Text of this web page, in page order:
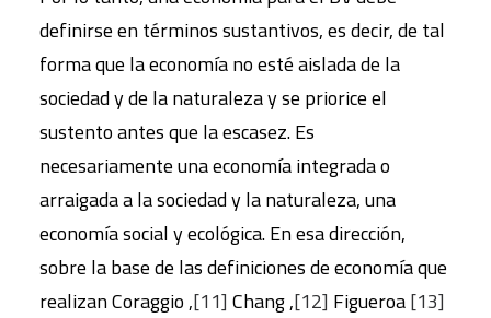
definirse en términos sustantivos, es decir, de tal
forma que la economía no esté aislada de la
sociedad y de la naturaleza y se priorice el
sustento antes que la escasez. Es
necesariamente una economía integrada o
arraigada a la sociedad y la naturaleza, una
economía social y ecológica. En esa dirección,
sobre la base de las definiciones de economía que
realizan Coraggio ,[11] Chang ,[12] Figueroa[13]